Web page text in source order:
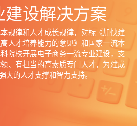
设解决方案
规律和人才成长规律，对标《加快建
人才培养能力的意见》和国家一流本
院校开展电子商务一流专业建设，支
、有担当的高素质专门人才，为建成
大的人才支撑和智力支持。